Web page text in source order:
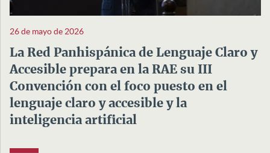
26 de mayo de 2026
La Red Panhispánica de Lenguaje Claro y
Accesible prepara en la RAE su III
Convención con el foco puesto en el
lenguaje claro y accesible y la
inteligencia artificial